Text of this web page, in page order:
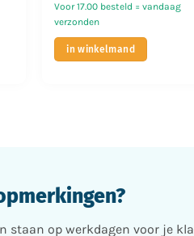
Voor 17.00 besteld = vandaag
verzonden
in winkelmand
staan op werkdagen voor je